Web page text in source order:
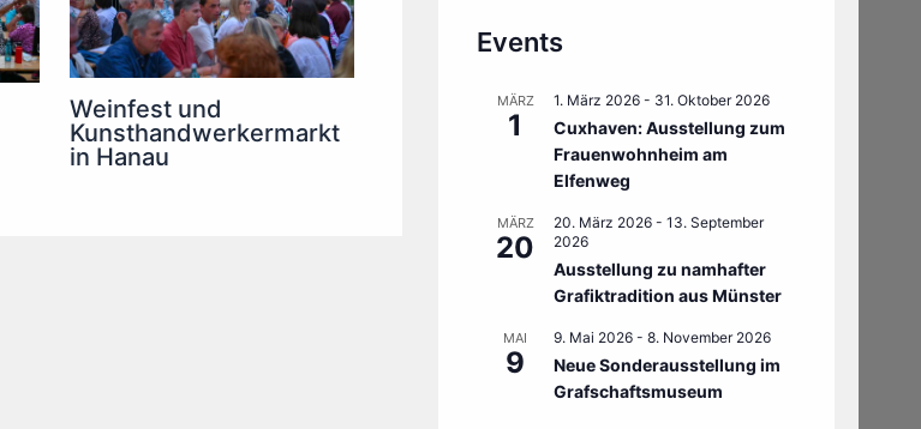
Weinfest und
Kunsthandwerkermarkt
in Hanau
Events
MÄRZ
1
1. März 2026 - 31. Oktober 2026
Cuxhaven: Ausstellung zum
Frauenwohnheim am
Elfenweg
MÄRZ
20
20. März 2026 - 13. September
2026
Ausstellung zu namhafter
Grafiktradition aus Münster
MAI
9
9. Mai 2026 - 8. November 2026
Neue Sonderausstellung im
Grafschaftsmuseum